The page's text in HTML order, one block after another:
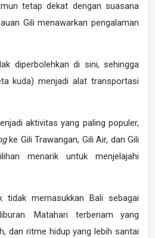
tetap dekat dengan suasana
Gili menawarkan pengalaman
diperbolehkan di sini, sehingga
kuda) menjadi alat transportasi
aktivitas yang paling populer,
ke Gili Trawangan, Gili Air, dan Gili
menarik untuk menjelajahi
tidak memasukkan Bali sebagai
Matahari terbenam yang
dan ritme hidup yang lebih santai